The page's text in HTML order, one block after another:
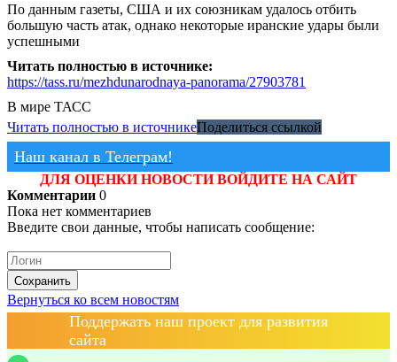
По данным газеты, США и их союзникам удалось отбить
большую часть атак, однако некоторые иранские удары были
успешными
Читать полностью в источнике:
https://tass.ru/mezhdunarodnaya-panorama/27903781
В мире ТАСС
Читать полностью в источникеПоделиться ссылкой
Наш канал в Телеграм!
ДЛЯ ОЦЕНКИ НОВОСТИ ВОЙДИТЕ НА САЙТ
Комментарии 0
Пока нет комментариев
Введите свои данные, чтобы написать сообщение:
Сохранить
Вернуться ко всем новостям
Поддержать наш проект для развития
сайта